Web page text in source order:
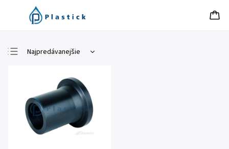
Najpredávanejšie
Najdrahšie
Abecedne